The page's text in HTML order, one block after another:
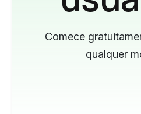
Comece
qualquer